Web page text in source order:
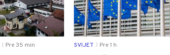
Pre 35 min SVIJET Pre 1 h